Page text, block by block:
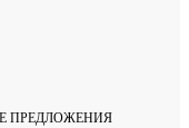
ПРЕДЛОЖЕНИЯ